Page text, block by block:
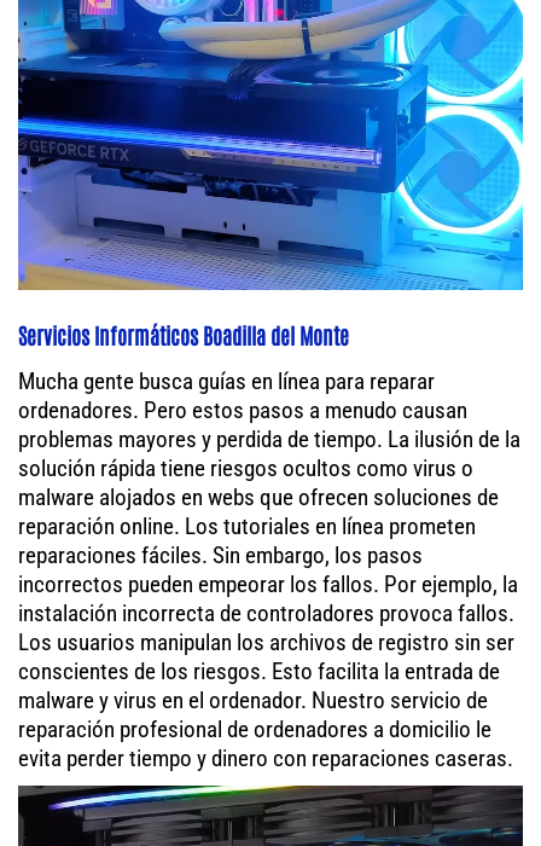
Servicios Informáticos Boadilla del Monte
Mucha gente busca guías en línea para reparar
ordenadores. Pero estos pasos a menudo causan
problemas mayores y perdida de tiempo. La ilusión de la
solución rápida tiene riesgos ocultos como virus o
malware alojados en webs que ofrecen soluciones de
reparación online. Los tutoriales en línea prometen
reparaciones fáciles. Sin embargo, los pasos
incorrectos pueden empeorar los fallos. Por ejemplo, la
instalación incorrecta de controladores provoca fallos.
Los usuarios manipulan los archivos de registro sin ser
conscientes de los riesgos. Esto facilita la entrada de
malware y virus en el ordenador. Nuestro servicio de
reparación profesional de ordenadores a domicilio le
evita perder tiempo y dinero con reparaciones caseras.